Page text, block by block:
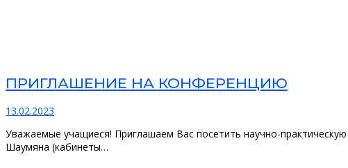
ПРИГЛАШЕНИЕ НА КОНФЕРЕНЦИЮ
13.02.2023
Уважаемые учащиеся! Приглашаем Вас посетить научно-
Шаумяна (кабинеты…